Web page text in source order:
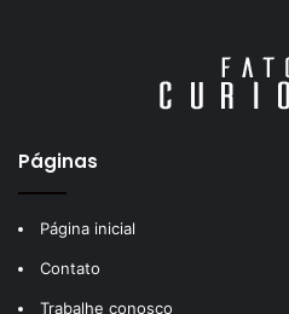
Páginas
Página inicial
Contato
Trabalhe conosco